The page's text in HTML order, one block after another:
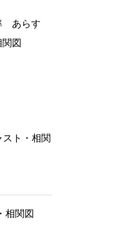
あらす
図
ト・相関
相関図